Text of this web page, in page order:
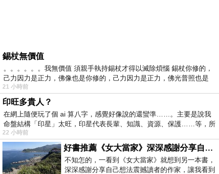
錫杖無價值
。。。。。。我無價值 須親手執持錫杖才得以滅除煩惱 錫杖你修的，
己力因力是正力，佛像也是你修的，己力因力是正力，佛光普照也是
21 小時前
印旺多貴人？
在網上隨便玩了個 ai 算八字，感覺好像說的還蠻準……。主要是說我
命盤結構「印星」太旺，印星代表長輩、知識、資源、保護……等，所
22 小時前
好書推薦《女大當家》深深感謝分享自己想法震撼讀者的作家，讓我看到不同樣貌的家庭！
不知怎的，一看到《女大當家》就想到另一本書，
深深感謝分享自己想法震撼讀者的作家，讓我看到